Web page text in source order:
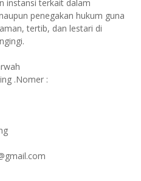
instansi terkait dalam
penegakan hukum guna
tertib, dan lestari di
.Nomer :